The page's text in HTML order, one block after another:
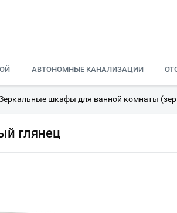
АВТОНОМНЫЕ КАНАЛИЗАЦИИ
шкафы для ванной комнаты
глянец